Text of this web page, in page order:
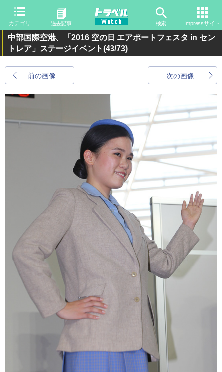
カテゴリ 過去記事 検索 Impressサイト
中部国際空港、「2016 空の日 エアポートフェスタ in セン
トレア」ステージイベント(43/73)
前の画像 次の画像